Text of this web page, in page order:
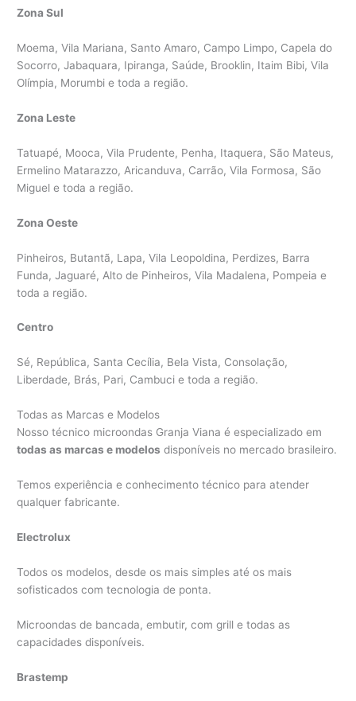
Zona Sul
Moema, Vila Mariana, Santo Amaro, Campo Limpo, Capela do
Socorro, Jabaquara, Ipiranga, Saúde, Brooklin, Itaim Bibi, Vila
Olímpia, Morumbi e toda a região.
Zona Leste
Tatuapé, Mooca, Vila Prudente, Penha, Itaquera, São Mateus,
Ermelino Matarazzo, Aricanduva, Carrão, Vila Formosa, São
Miguel e toda a região.
Zona Oeste
Pinheiros, Butantã, Lapa, Vila Leopoldina, Perdizes, Barra
Funda, Jaguaré, Alto de Pinheiros, Vila Madalena, Pompeia e
toda a região.
Centro
Sé, República, Santa Cecília, Bela Vista, Consolação,
Liberdade, Brás, Pari, Cambuci e toda a região.
Todas as Marcas e Modelos
Nosso técnico microondas Granja Viana é especializado em
todas as marcas e modelos disponíveis no mercado brasileiro.
Temos experiência e conhecimento técnico para atender
qualquer fabricante.
Electrolux
Todos os modelos, desde os mais simples até os mais
sofisticados com tecnologia de ponta.
Microondas de bancada, embutir, com grill e todas as
capacidades disponíveis.
Brastemp